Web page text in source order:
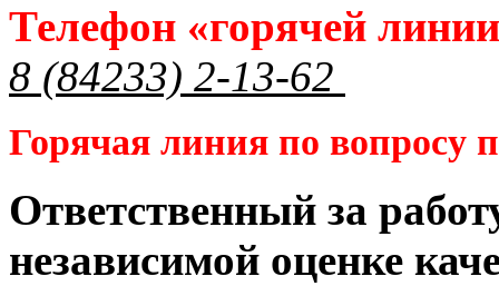
Телефон «горячей
8 (84233) 2-13-62
Горячая линия по вопросу
Ответственный за
независимой оценке